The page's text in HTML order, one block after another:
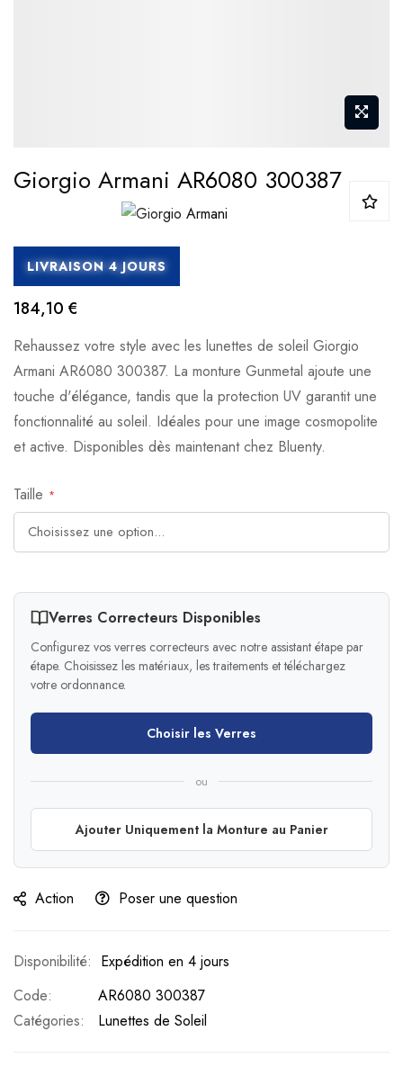
Giorgio Armani AR6080 300387
LIVRAISON 4 JOURS
184,10 €
Rehaussez votre style avec les lunettes de soleil Giorgio
Armani AR6080 300387. La monture Gunmetal ajoute une
touche d'élégance, tandis que la protection UV garantit une
fonctionnalité au soleil. Idéales pour une image cosmopolite
et active. Disponibles dès maintenant chez Bluenty.
Taille
Verres Correcteurs Disponibles
Configurez vos verres correcteurs avec notre assistant étape par
étape. Choisissez les matériaux, les traitements et téléchargez
votre ordonnance.
Choisir les Verres
ou
Ajouter Uniquement la Monture au Panier
Action Poser une question
Expédition en 4 jours
Code
AR6080 300387
Catégories:
Lunettes de Soleil